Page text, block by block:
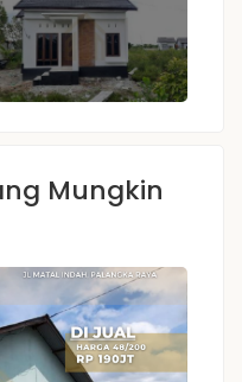
Mungkin